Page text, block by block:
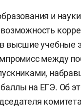
и
высшие учебные
между
на ЕГЭ. Об